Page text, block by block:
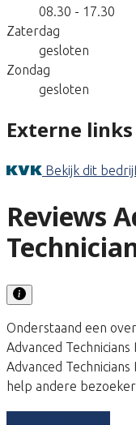
08.30 - 17.30
Zaterdag
gesloten
Zondag
gesloten
Externe links
Bekijk dit
Reviews
Onderstaand een
Advanced
Advanced
help andere